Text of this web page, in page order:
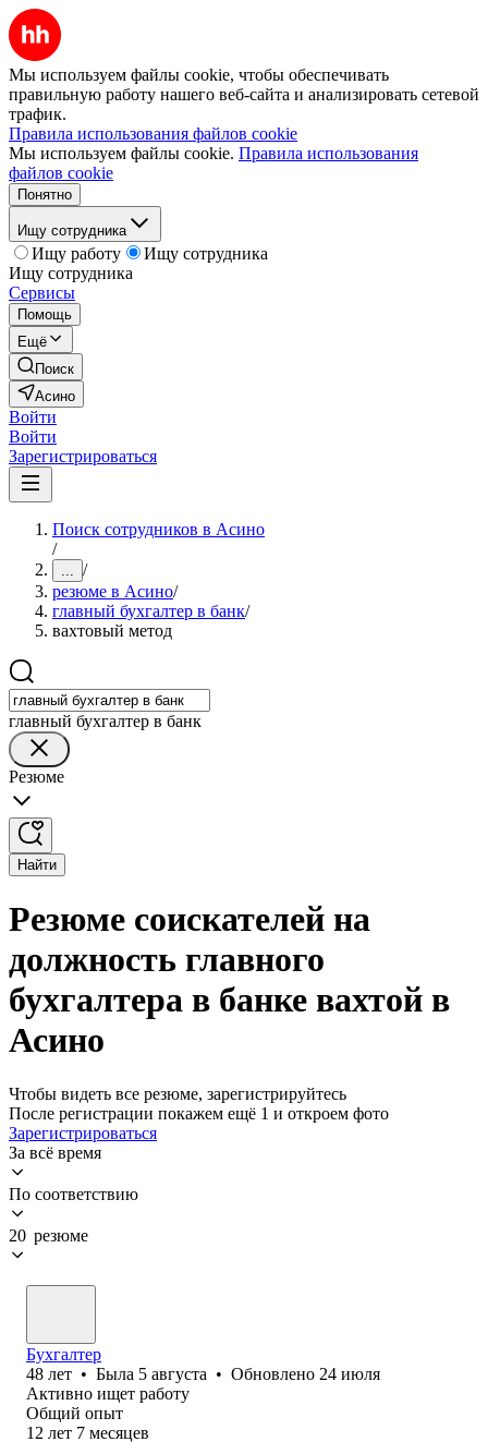
Мы используем файлы cookie, чтобы обеспечивать
правильную работу нашего веб-сайта и анализировать сетевой
трафик.
Правила использования файлов cookie
Мы используем файлы cookie. Правила использования
файлов cookie
Понятно
Ищу сотрудника
Ищу работу
Ищу сотрудника
Ищу сотрудника
Сервисы
Помощь
Ещё
Поиск
Асино
Войти
Войти
Зарегистрироваться
Поиск сотрудников в Асино
/
... /
резюме в Асино/
главный бухгалтер в банк/
вахтовый метод
главный бухгалтер в банк
Резюме
Найти
Резюме соискателей на
должность главного
бухгалтера в банке вахтой в
Асино
Чтобы видеть все резюме, зарегистрируйтесь
После регистрации покажем ещё 1 и откроем фото
Зарегистрироваться
За всё время
По соответствию
20 резюме
Бухгалтер
48 лет • Была 5 августа • Обновлено 24 июля
Активно ищет работу
Общий опыт
12 лет 7 месяцев